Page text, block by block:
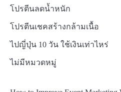
โปรตีนลดน้ำหนัก
โปรตีนเชคสร้างกล้ามเนื้อ
ไปญี่ปุ่น 10 วัน ใช้เงินเท่าไหร่
ไม่มีหมวดหมู่